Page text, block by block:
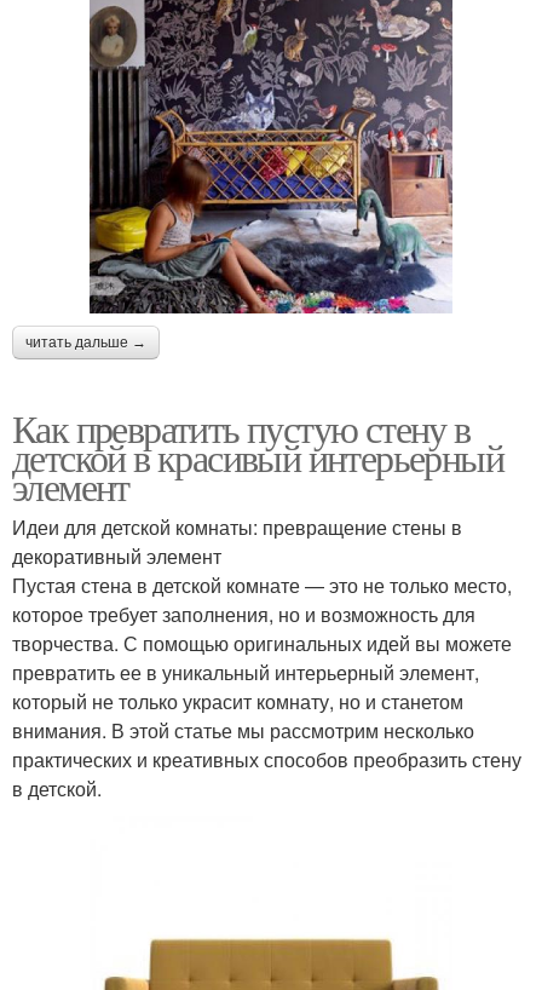
читать дальше →
Как превратить пустую стену в
детской в красивый интерьерный
элемент
Идеи для детской комнаты: превращение стены в
декоративный элемент
Пустая стена в детской комнате — это не только место,
которое требует заполнения, но и возможность для
творчества. С помощью оригинальных идей вы можете
превратить ее в уникальный интерьерный элемент,
который не только украсит комнату, но и станетом
внимания. В этой статье мы рассмотрим несколько
практических и креативных способов преобразить стену
в детской.